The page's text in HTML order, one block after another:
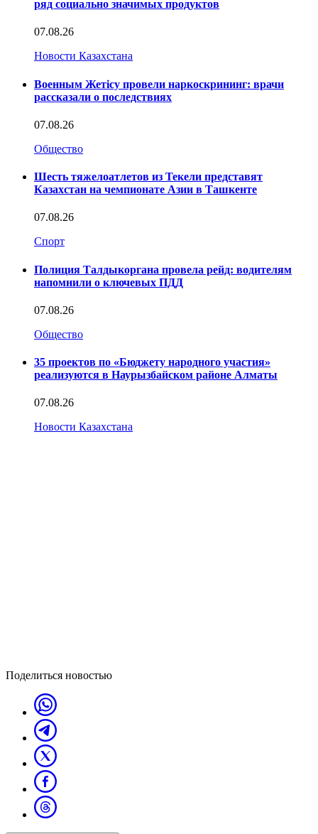
ряд социально значимых продуктов
07.08.26
Новости Казахстана
Военным Жетісу провели наркоскрининг: врачи
рассказали о последствиях
07.08.26
Общество
Шесть тяжелоатлетов из Текели представят
Казахстан на чемпионате Азии в Ташкенте
07.08.26
Спорт
Полиция Талдыкоргана провела рейд: водителям
напомнили о ключевых ПДД
07.08.26
Общество
35 проектов по «Бюджету народного участия»
реализуются в Наурызбайском районе Алматы
07.08.26
Новости Казахстана
Поделиться новостью